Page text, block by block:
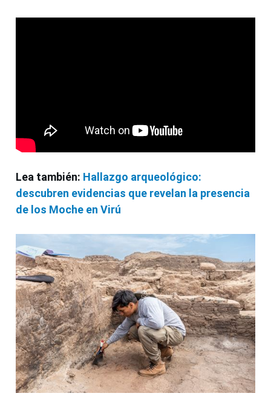
Lea también: Hallazgo arqueológico:
descubren evidencias que revelan la presencia
de los Moche en Virú